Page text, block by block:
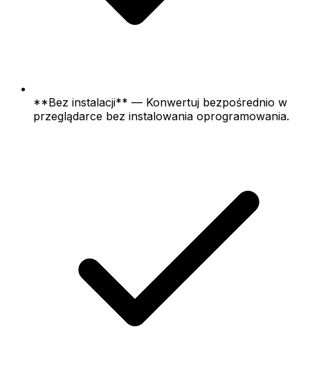
**Bez instalacji** — Konwertuj bezpośrednio w
przeglądarce bez instalowania oprogramowania.